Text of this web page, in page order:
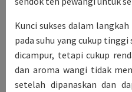
Kunci sukses dalam
pada suhu yang cukup
dicampur, tetapi cukup
dan aroma wangi tidak
setelah dipanaskan dan